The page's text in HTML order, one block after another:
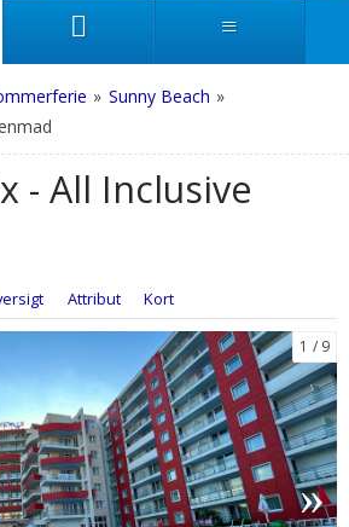
» Sunny Beach »
- All Inclusive
Attribut Kort
1 9